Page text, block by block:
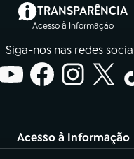
TRANSPARÊNCIA
Acesso à Informação
(abre em
Siga-nos nas redes
Acesso à Informação